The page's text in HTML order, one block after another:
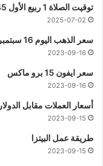
توقيت الصلاة 1 ربيع الأول 1445 هجري
2025-07-02
سعر الذهب اليوم 16 سبتمبر
2023-09-16
سعر ايفون 15 برو ماكس
2023-09-16
أسعار العملات مقابل الدولار 15 سبتمبر
2023-09-15
طريقة عمل البيتزا
2023-09-15